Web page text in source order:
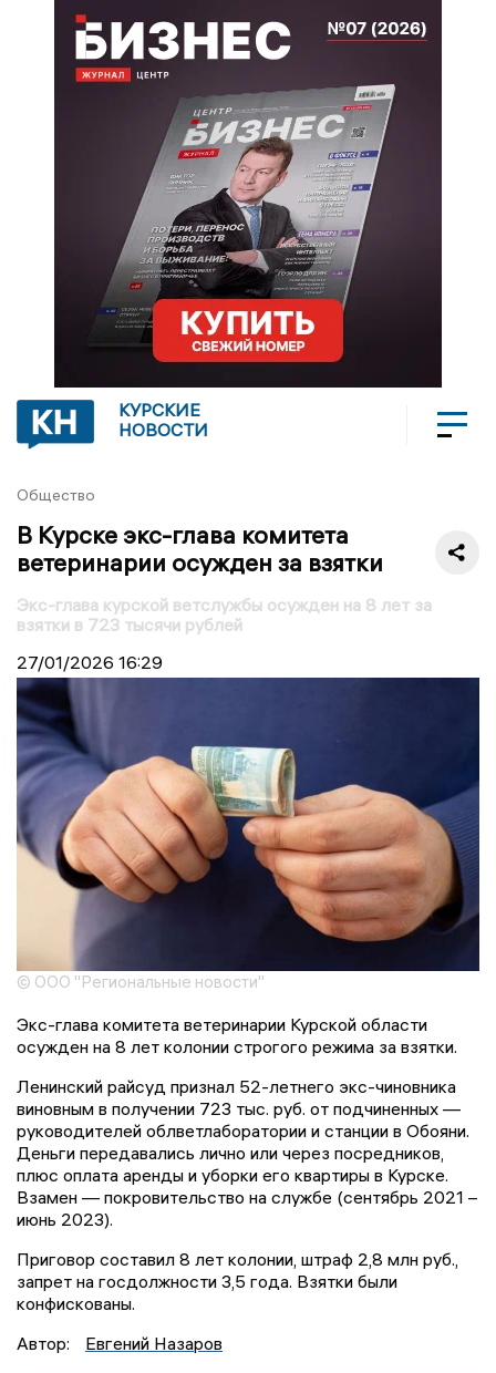
КУРСКИЕ
НОВОСТИ
Общество
В Курске экс-глава комитета
ветеринарии осужден за взятки
Экс-глава курской ветслужбы осужден на 8 лет за
взятки в 723 тысячи рублей
27/01/2026 16:29
© ООО "Региональные новости"
Экс-глава комитета ветеринарии Курской области
осужден на 8 лет колонии строгого режима за взятки.
Ленинский райсуд признал 52-летнего экс-чиновника
виновным в получении 723 тыс. руб. от подчиненных —
руководителей облветлаборатории и станции в Обояни.
Деньги передавались лично или через посредников,
плюс оплата аренды и уборки его квартиры в Курске.
Взамен — покровительство на службе (сентябрь 2021 –
июнь 2023).
Приговор составил 8 лет колонии, штраф 2,8 млн руб.,
запрет на госдолжности 3,5 года. Взятки были
конфискованы.
Автор:
Евгений Назаров